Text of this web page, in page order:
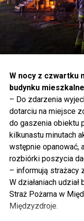
tak to traktujemy.
mówię, tutaj, na
się tutaj nie
Gdyby nie
to tunel pod Świną
projektowania i
samorządu, ale to
najważniejsze
determinacji rządu
a następnie Pana
Chciałbym
osobiście pilnował
się, że turyści
że wśród tych 4
przejechały już
przyjechało tutaj do
– powiedział
W nocy z czwartku
budynku
– Do zdarzenia
dotarciu na miejsce
do gaszenia obiektu
kilkunastu minutach
wstępnie opanować,
rozbiórki poszycia
– informują strażacy
W działaniach udział
Straż Pożarna w
Międzyzdroje.